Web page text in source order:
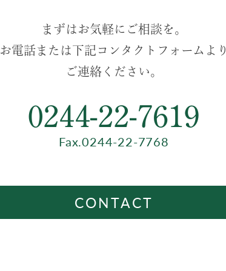
まずはお気軽にご相談を。
お電話または下記コンタクトフォームより
ご連絡ください。
0244-22-7619
Fax.0244-22-7768
CONTACT